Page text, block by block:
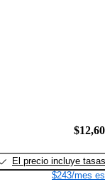
El precio incluye tasas
$243/mes